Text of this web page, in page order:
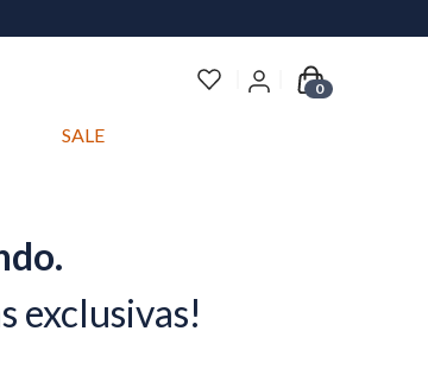
0
SALE
exclusivas!